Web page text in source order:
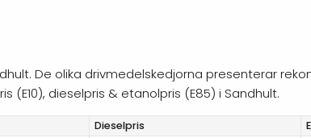
De olika drivmedelskedjorna presenterar
dieselpris & etanolpris (E85) i Sandhult.
Dieselpris